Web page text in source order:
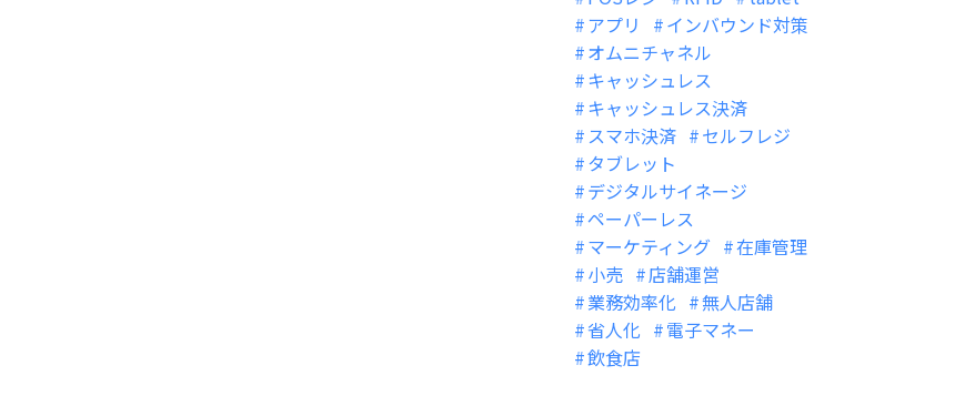
アプリ
インバウンド対策
オムニチャネル
キャッシュレス
キャッシュレス決済
スマホ決済
セルフレジ
タブレット
デジタルサイネージ
ペーパーレス
マーケティング
在庫管理
小売
店舗運営
業務効率化
無人店舗
省人化
電子マネー
飲食店